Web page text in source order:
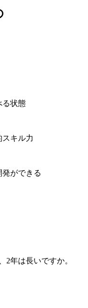
る状態
スキル力
発ができる
2年は長いですか。